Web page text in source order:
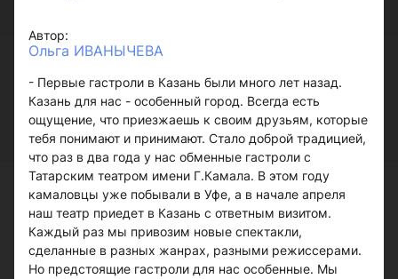
Автор:
Ольга ИВАНЫЧЕВА
- Первые гастроли в Казань были много лет назад.
Казань для нас - особенный город. Всегда есть
ощущение, что приезжаешь к своим друзьям, которые
тебя понимают и принимают. Стало доброй традицией,
что раз в два года у нас обменные гастроли с
Татарским театром имени Г.Камала. В этом году
камаловцы уже побывали в Уфе, а в начале апреля
наш театр приедет в Казань с ответным визитом.
Каждый раз мы привозим новые спектакли,
сделанные в разных жанрах, разными режиссерами.
Но предстоящие гастроли для нас особенные. Мы